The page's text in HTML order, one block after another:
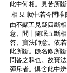
此中何相。見苦所
相 見 就中若今問唯
由不顯五見疑四斷
意。問十隨眠五斷
答。寶法師意。依
此所斷。餘名修所
問答之釋也。故寶
彈斥者。倶舍此中